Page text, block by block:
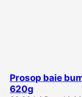
Prosop baie
620g